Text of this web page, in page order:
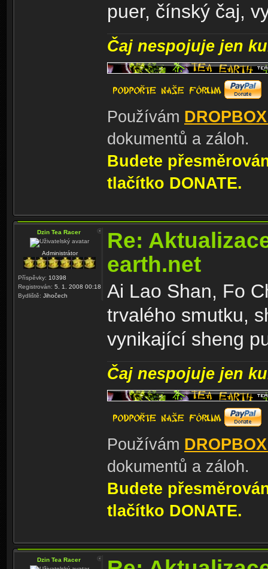
puer, čínský čaj,
Čaj nespojuje jen
Používám
dokumentů a záloh.
Budete
tlačítko DONATE.
Dzin Tea Racer
Administrátor
Příspěvky: 10398
Registrován: 5. 1. 2008 00:18
Bydliště: Jihočech
Re:
earth.net
Ai Lao Shan, Fo
trvalého smutku,
vynikající sheng
Čaj nespojuje jen
Používám
dokumentů a záloh.
Budete
tlačítko DONATE.
Dzin Tea Racer